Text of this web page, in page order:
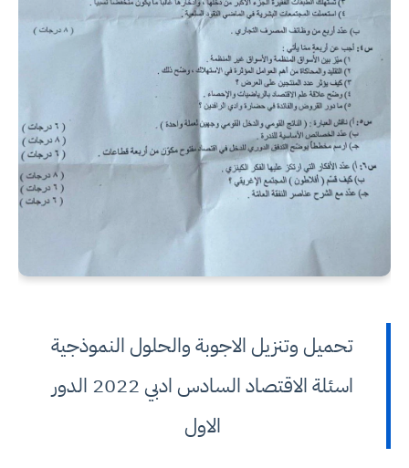
تحميل وتنزيل الاجوبة والحلول النموذجية
اسئلة الاقتصاد السادس ادبي 2022 الدور
الاول